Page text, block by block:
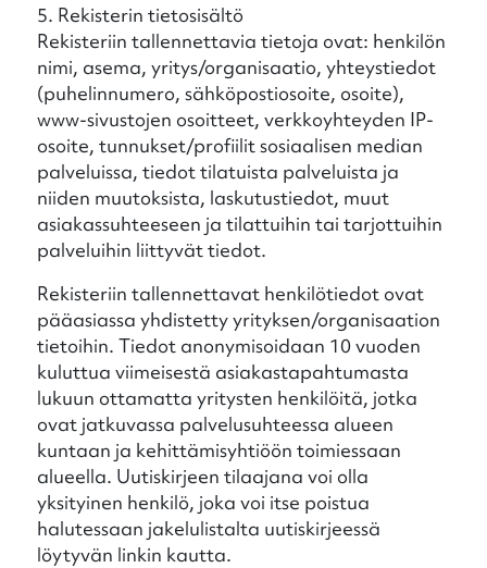
5. Rekisterin tietosisältö
Rekisteriin tallennettavia tietoja ovat: henkilön
nimi, asema, yritys/organisaatio, yhteystiedot
(puhelinnumero, sähköpostiosoite, osoite),
www-sivustojen osoitteet, verkkoyhteyden IP-
osoite, tunnukset/profiilit sosiaalisen median
palveluissa, tiedot tilatuista palveluista ja
niiden muutoksista, laskutustiedot, muut
asiakassuhteeseen ja tilattuihin tai tarjottuihin
palveluihin liittyvät tiedot.
Rekisteriin tallennettavat henkilötiedot ovat
pääasiassa yhdistetty yrityksen/organisaation
tietoihin. Tiedot anonymisoidaan 10 vuoden
kuluttua viimeisestä asiakastapahtumasta
lukuun ottamatta yritysten henkilöitä, jotka
ovat jatkuvassa palvelusuhteessa alueen
kuntaan ja kehittämisyhtiöön toimiessaan
alueella. Uutiskirjeen tilaajana voi olla
yksityinen henkilö, joka voi itse poistua
halutessaan jakelulistalta uutiskirjeessä
löytyvän linkin kautta.